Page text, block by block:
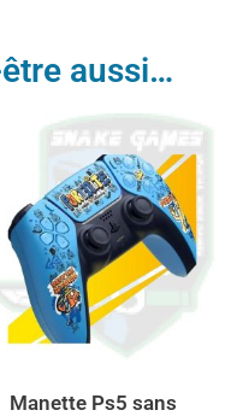
aussi…
Manette Ps5 sans